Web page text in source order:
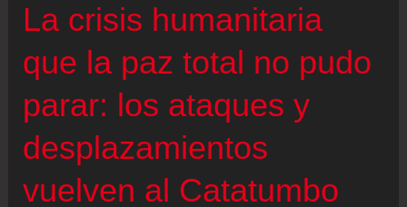
La crisis humanitaria
que la paz total no pudo
parar: los ataques y
desplazamientos
vuelven al Catatumbo